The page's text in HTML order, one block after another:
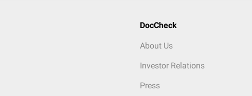
DocCheck
About Us
Investor Relations
Press